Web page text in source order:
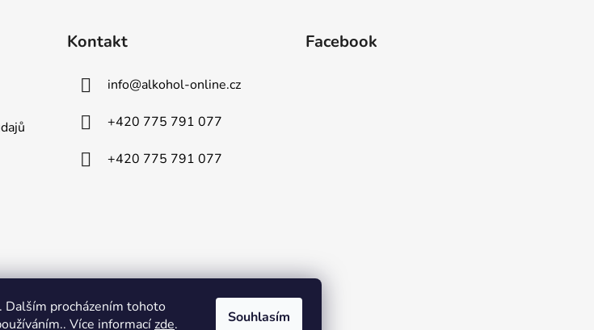
Dalším procházením tohoto
Více informacízde. Souhlasím
Kontakt
info@alkohol-online.cz
+420 775 791 077
+420 775 791 077
Facebook